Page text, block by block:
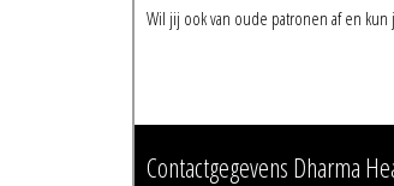
Wil jij ook van oude patronen af en kun
Contactgegevens Dharma